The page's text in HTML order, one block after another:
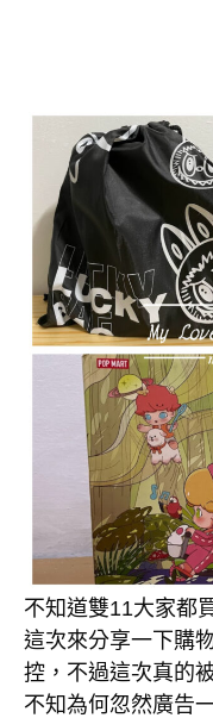
不知道雙11大家都
這次來分享一下購
控，不過這次真的
不知為何忽然廣告